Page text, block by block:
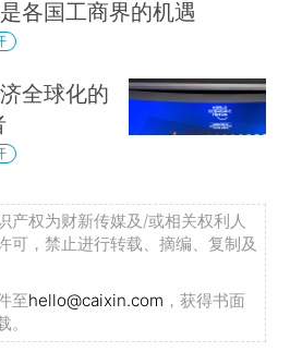
各国工商界的机遇
全球化的
产权为财新传媒及/或相关权利人
可，禁止进行转载、摘编、复制及
至hello@caixin.com ，获得书面